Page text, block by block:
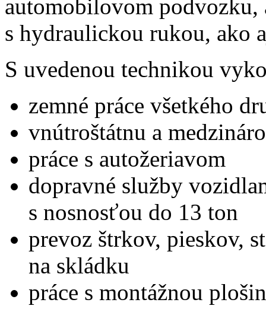
automobilovom podvozku,
s hydraulickou rukou, ako
S uvedenou technikou
zemné práce všetkého
vnútroštátnu a
práce s autožeriavom
dopravné služby
s nosnosťou do 13 ton
prevoz štrkov, pieskov,
na skládku
práce s montážnou